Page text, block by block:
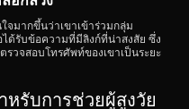
จมากขึ้นว่าเขาเข้าร่วมกลุ่ม
ด้รับข้อความที่มีลิงก์ที่น่าสงสัย ซึ่ง
วจสอบโทรศัพท์ของเขาเป็นระยะ
รับการช่วยผู้สูงวัย